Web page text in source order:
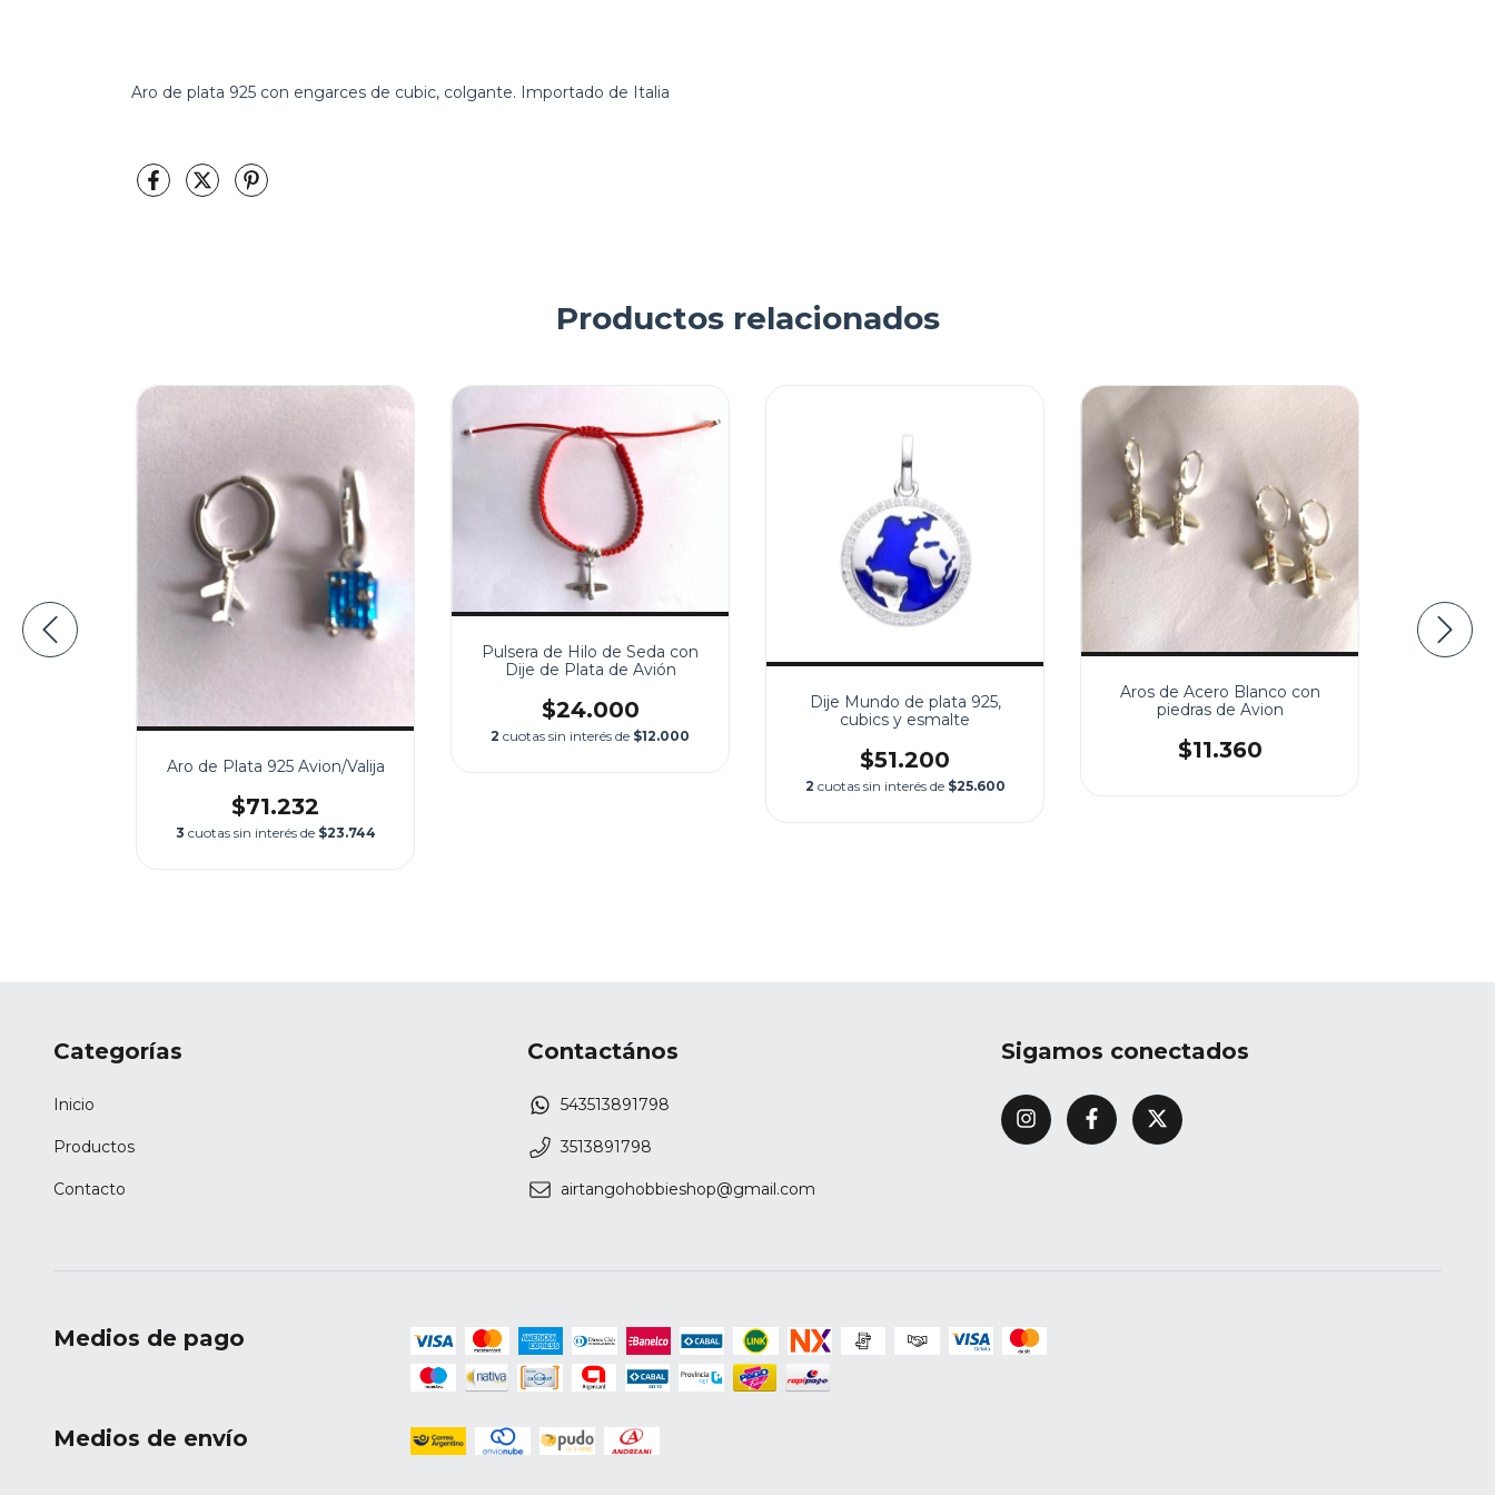
Aro de plata 925 con engarces de cubic, colgante. Importado de Italia
Productos relacionados
Aro de Plata 925 Avion/Valija
$71.232
3 cuotas sin interés de $23.744
Pulsera de Hilo de Seda con
Dije de Plata de Avión
$24.000
2 cuotas sin interés de $12.000
Dije Mundo de plata 925,
cubics y esmalte
$51.200
2 cuotas sin interés de $25.600
Aros de Acero Blanco con
piedras de Avion
$11.360
Categorías
Inicio
Productos
Contacto
Contactános
543513891798
3513891798
airtangohobbieshop@gmail.com
Sigamos conectados
Medios de pago
Medios de envío